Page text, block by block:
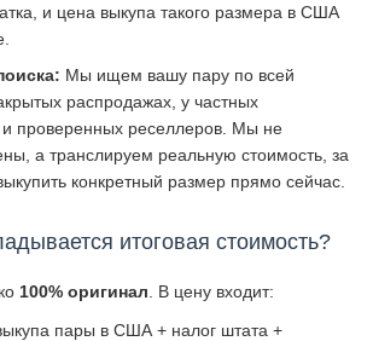
и цена выкупа такого размера в США
Мы ищем вашу пару по всей
распродажах, у частных
и проверенных реселлеров. Мы не
а транслируем реальную стоимость, за
конкретный размер прямо сейчас.
итоговая стоимость?
100% оригинал . В цену входит:
пары в США + налог штата +